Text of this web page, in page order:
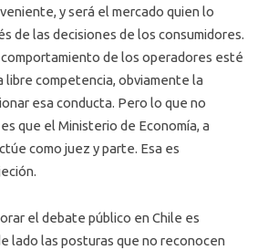
y será el mercado quien lo
de las decisiones de los consumidores.
de los operadores esté
libre competencia, obviamente la
esa conducta. Pero lo que no
que el Ministerio de Economía, a
como juez y parte. Esa es
el debate público en Chile es
lado las posturas que no reconocen